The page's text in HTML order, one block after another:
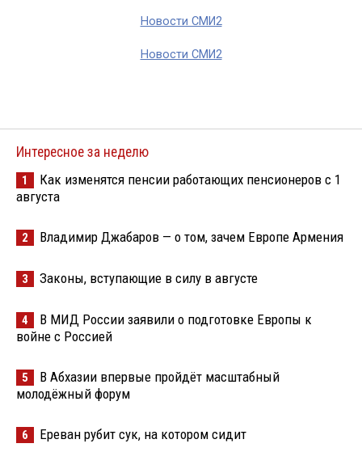
Новости СМИ2
Новости СМИ2
Интересное за неделю
1
Как изменятся пенсии работающих пенсионеров с 1
августа
2 Владимир Джабаров — о том, зачем Европе Армения
3 Законы, вступающие в силу в августе
4
В МИД России заявили о подготовке Европы к
войне с Россией
5
В Абхазии впервые пройдёт масштабный
молодёжный форум
6 Ереван рубит сук, на котором сидит